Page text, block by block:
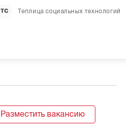
ТС Теплица социальных технологий
Разместить вакансию